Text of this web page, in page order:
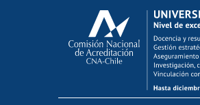
Calificación académica
Postulación al AUCAI
Funcionarias/os
Cursos internos de
Bienestar del personal